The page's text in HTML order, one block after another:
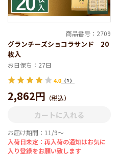
商品番号：2709
グランチーズショコラサンド 20
枚入
お日保ち：27日
4.0 （1）
2,862円 （税込）
カートに入れる
お届け期間：11/9～
入荷日未定：再入荷の通知はお気に
入り登録をお願い致します